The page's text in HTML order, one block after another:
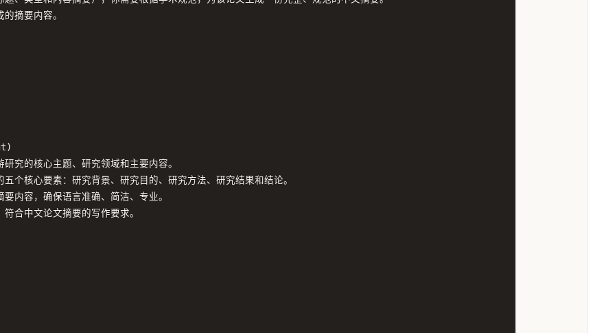
摘要内容。
究的核心主题、研究领域和主要内容。
核心要素：研究背景、研究目的、研究方法、研究结果和结论。
内容，确保语言准确、简洁、专业。
合中文论文摘要的写作要求。